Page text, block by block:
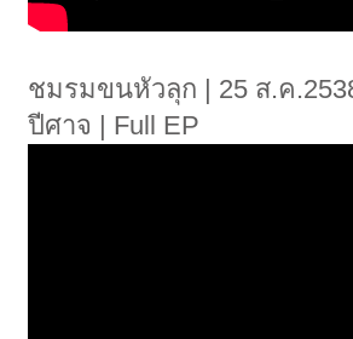
ชมรมขนหัวลุก | 25 ส.ค
ปีศาจ | Full EP